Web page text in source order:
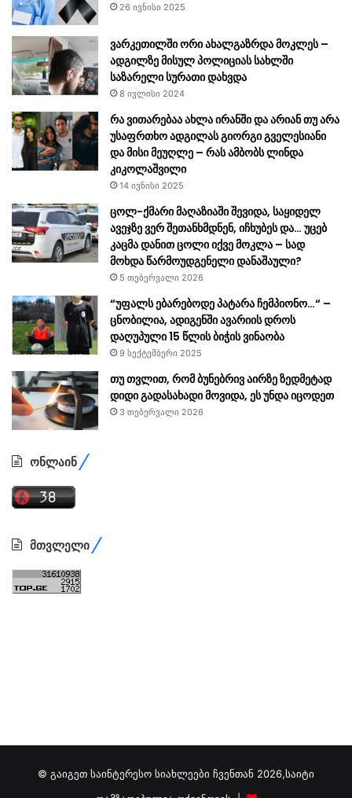
26 ივნისი 2025
ვარკეთილში ორი ახალგაზრდა მოკლეს –
ადგილზე მისულ პოლიციას სახლში
საზარელი სურათი დახვდა
8 ივლისი 2024
რა ვითარებაა ახლა ირანში და არიან თუ არა
უსაფრთხო ადგილას გიორგი გველესიანი
და მისი მეუღლე – რას ამბობს ლინდა
კიკოლაშვილი
14 ივნისი 2025
ცოლ-ქმა­რი მა­ღა­ზი­ა­ში შე­ვი­და, საყიდელ
ავეჯზე ვერ შე­თან­ხმდნენ, იჩხუბეს და… უცებ
კაცმა დანით ცოლი იქვე მოკლა – სად
მოხდა წარმოუდგენელი დანაშაული?
5 თებერვალი 2026
“უფალს ებარებოდე პატარა ჩემპიონო…“ –
ცნობილია, ადიგენში ავარიის დროს
დაღუპული 15 წლის ბიჭის ვინაობა
9 სექტემბერი 2025
თუ თვლით, რომ ბუნებრივ აირზე ზედმეტად
დიდი გადასახადი მოვიდა, ეს უნდა იცოდეთ
3 თებერვალი 2026
ონლაინ
მთვლელი
© გაიგეთ საინტერესო სიახლეები ჩვენთან 2026,საიტი